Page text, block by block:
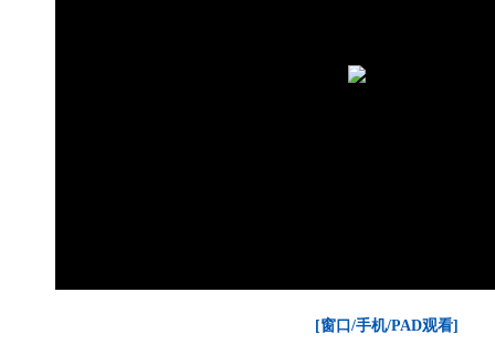
[窗口/手机/PAD观看]